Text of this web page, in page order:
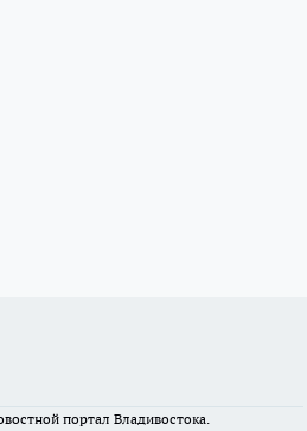
портал Владивостока.